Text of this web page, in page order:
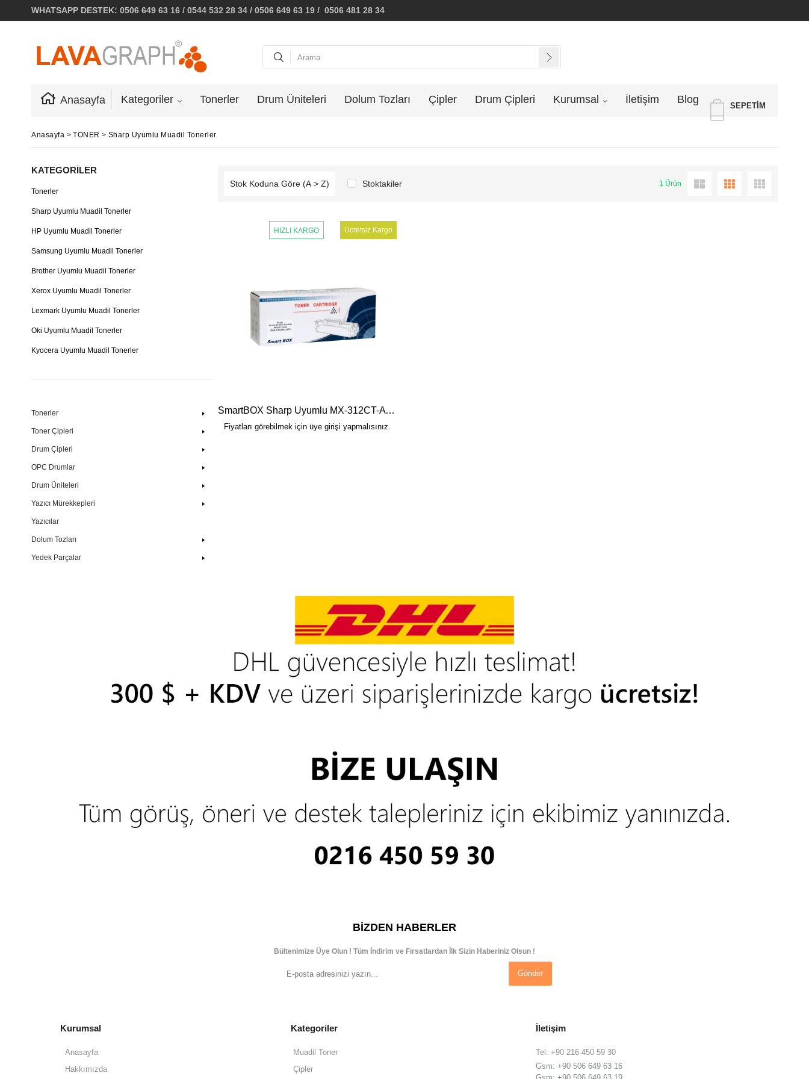
WHATSAPP DESTEK: 0506 649 63 16 / 0544 532 28 34 / 0506 649 63 19 / 0506 481 28 34
SEPETIM
Anasayfa Kategoriler Tonerler Drum Üniteleri Dolum Tozları Çipler Drum Çipleri Kurumsal İletişim Blog
Anasayfa > TONER > Sharp Uyumlu Muadil Tonerler
KATEGORILER
Tonerler
Sharp Uyumlu Muadil Tonerler
HP Uyumlu Muadil Tonerler
Samsung Uyumlu Muadil Tonerler
Brother Uyumlu Muadil Tonerler
Xerox Uyumlu Muadil Tonerler
Lexmark Uyumlu Muadil Tonerler
Oki Uyumlu Muadil Tonerler
Kyocera Uyumlu Muadil Tonerler
Pantum Uyumlu Muadil Tonerler
Epson Uyumlu Muadil Tonerler
Canon Uyumlu Muadil Tonerler
Tonerler
Toner Çipleri
Drum Çipleri
OPC Drumlar
Drum Üniteleri
Yazıcı Mürekkepleri
Yazıcılar
Dolum Tozları
Yedek Parçalar
Stoktakiler 1 Ürün
SmartBOX Sharp Uyumlu MX-312CT-AT-MX-M261-M261N 15000 Sayfa Siyah(Black) Muadil Toner
Ücretsiz Kargo
HIZLI KARGO
Fiyatları görebilmek için üye girişi yapmalısınız.
BIZDEN HABERLER
Bültenimize Üye Olun ! Tüm İndirim ve Fırsatlardan İlk Sizin Haberiniz Olsun !
Gönder
Kurumsal
Anasayfa
Hakkımızda
Kategoriler
Muadil Toner
Çipler
İletişim
Tel: +90 216 450 59 30
Gsm:+90 506 649 63 16